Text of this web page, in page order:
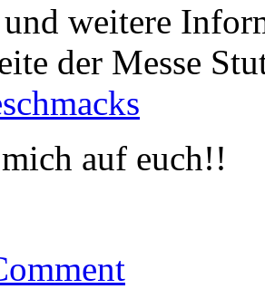
weitere
der Messe
auf euch!!